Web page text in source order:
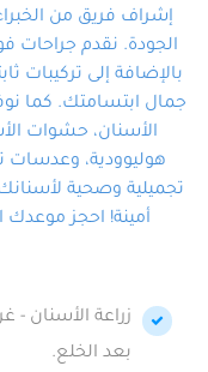
إشراف فريق من
الجودة. نقدم جراحات
بالإضافة إلى تركيبات
جمال ابتسامتك. كما
الأسنان، حشوات
هوليوودية، وعدسات
تجميلية وصحية
أمينة! احجز موعدك
زراعة الأسنان -
بعد الخلع.